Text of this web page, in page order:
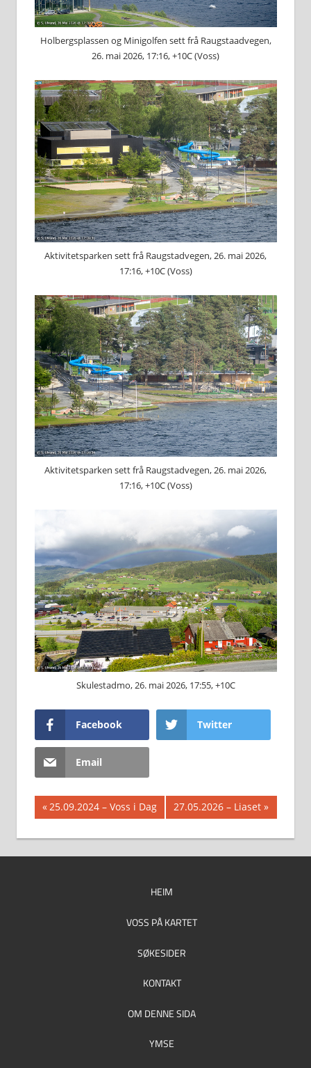
Holbergsplassen og Minigolfen sett frå Raugstaadvegen,
26. mai 2026, 17:16, +10C (Voss)
Aktivitetsparken sett frå Raugstadvegen, 26. mai 2026,
17:16, +10C (Voss)
Aktivitetsparken sett frå Raugstadvegen, 26. mai 2026,
17:16, +10C (Voss)
Skulestadmo, 26. mai 2026, 17:55, +10C
Facebook Twitter
Email
Innleggsnavigasjon
Previous
Post:
25.09.2024 – Voss i Dag
Next
Post:
27.05.2026 – Liaset
HEIM
VOSS PÅ KARTET
SØKESIDER
KONTAKT
OM DENNE SIDA
YMSE